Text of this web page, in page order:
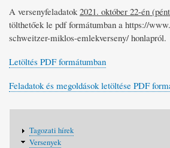
A versenyfeladatok 2021. október 22-én
tölthetőek le pdf formátumban a https://
schweitzer-miklos-emlekverseny/ honlapról.
Letöltés PDF formátumban
Feladatok és megoldások letöltése PDF
navigáció
Tagozati hírek
Versenyek